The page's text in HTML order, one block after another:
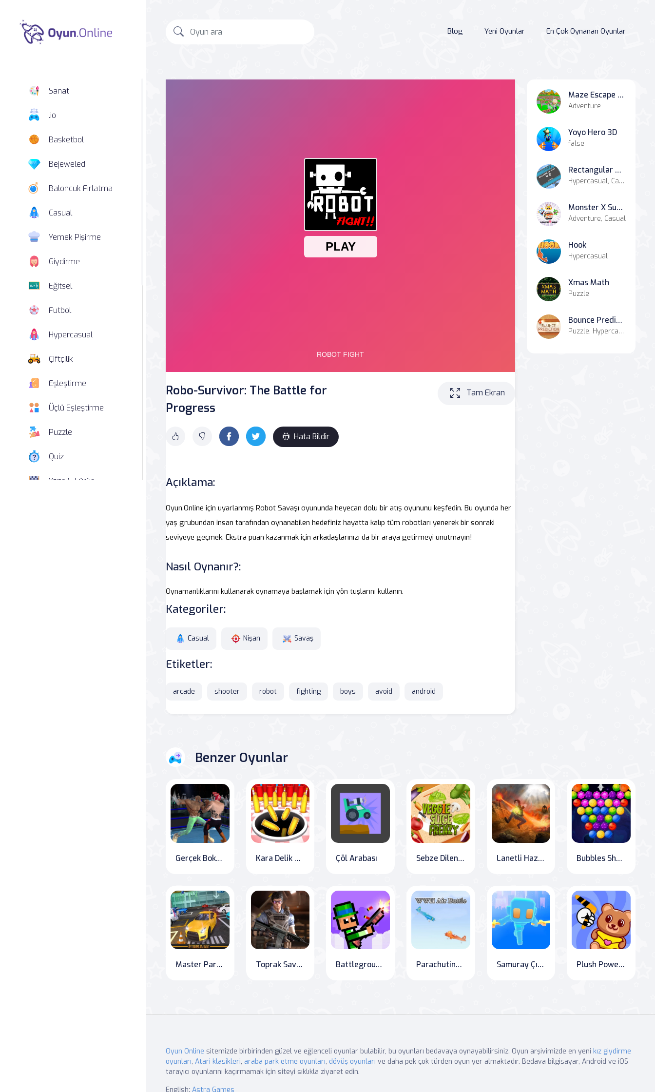
Sanat
.io
Basketbol
Bejeweled
Baloncuk Fırlatma
Casual
Yemek Pişirme
Giydirme
Eğitsel
Futbol
Hypercasual
Çiftçilik
Eşleştirme
Üçlü Eşleştirme
Puzzle
Quiz
Yarış & Sürüş
Blog Yeni Oyunlar En Çok Oynanan Oyunlar
Robo-Survivor: The Battle for
Progress
Hata Bildir
Tam Ekran
Açıklama:
Oyun.Online için uyarlanmış Robot Savaşı oyununda heyecan dolu bir atış oyununu keşfedin. Bu oyunda her
yaş grubundan insan tarafından oynanabilen hedefiniz hayatta kalıp tüm robotları yenerek bir sonraki
seviyeye geçmek. Ekstra puan kazanmak için arkadaşlarınızı da bir araya getirmeyi unutmayın!
Nasıl Oynanır?:
Oynamanlıklarını kullanarak oynamaya başlamak için yön tuşlarını kullanın.
Kategoriler:
Casual Nişan Savaş
Etiketler:
arcade shooter robot fighting boys avoid android
Maze Escape 3D
Adventure
Yoyo Hero 3D
false
Rectangular Path
Hypercasual, Casual
Monster X Sushi
Adventure, Casual
Hook
Hypercasual
Xmas Math
Puzzle
Bounce Prediction
Puzzle, Hypercasual
Benzer Oyunlar
Gerçek Boks Dövüş Oyunu Kara Delik Avı Çöl Arabası Sebze Dilencileri Lanetli Hazine Bubbles Shooter Gezegenler
Master Parking: Classic Car Simulator Toprak Savaşı: Silah Kralı Battleground Blast: Pixel Smash Duel Parachuting Pets: WWII Edition Samuray Çılgınlığı: Parkur Savaşı Plush Power Punchers
Oyun Online sitemizde birbirinden güzel ve eğlenceli oyunlar bulabilir, bu oyunları bedavaya oynayabilirsiniz. Oyun arşivimizde en yeni kız giydirme
oyunları, Atari klasikleri, araba park etme oyunları, dövüş oyunları ve daha pek çok türden oyun yer almaktadır. Bedava bilgisayar, Android ve iOS
tarayıcı oyunlarını kaçırmamak için siteyi sıklıkla ziyaret edin.
English: Astra Games